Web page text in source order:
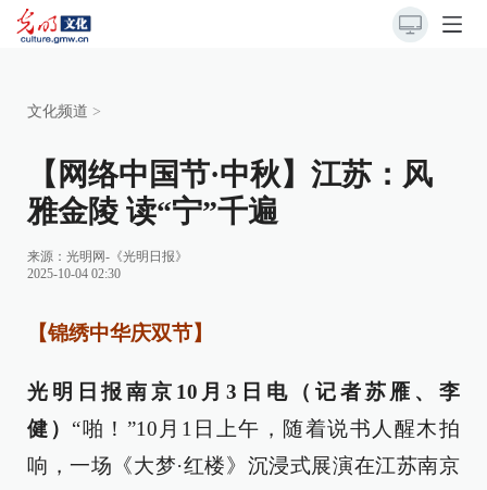
文化频道 >
【网络中国节·中秋】江苏：风
雅金陵 读“宁”千遍
来源： 光明网-《光明日报》
2025-10-04 02:30
【锦绣中华庆双节】
光明日报南京10月3日电（记者苏雁、李
健） “啪！”10月1日上午，随着说书人醒木拍
响，一场《大梦·红楼》沉浸式展演在江苏南京